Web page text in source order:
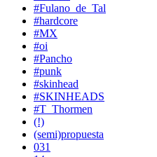
#Fulano_de_Tal
#hardcore
#MX
#oi
#Pancho
#punk
#skinhead
#SKINHEADS
#T_Thormen
(!)
(semi)propuesta
031